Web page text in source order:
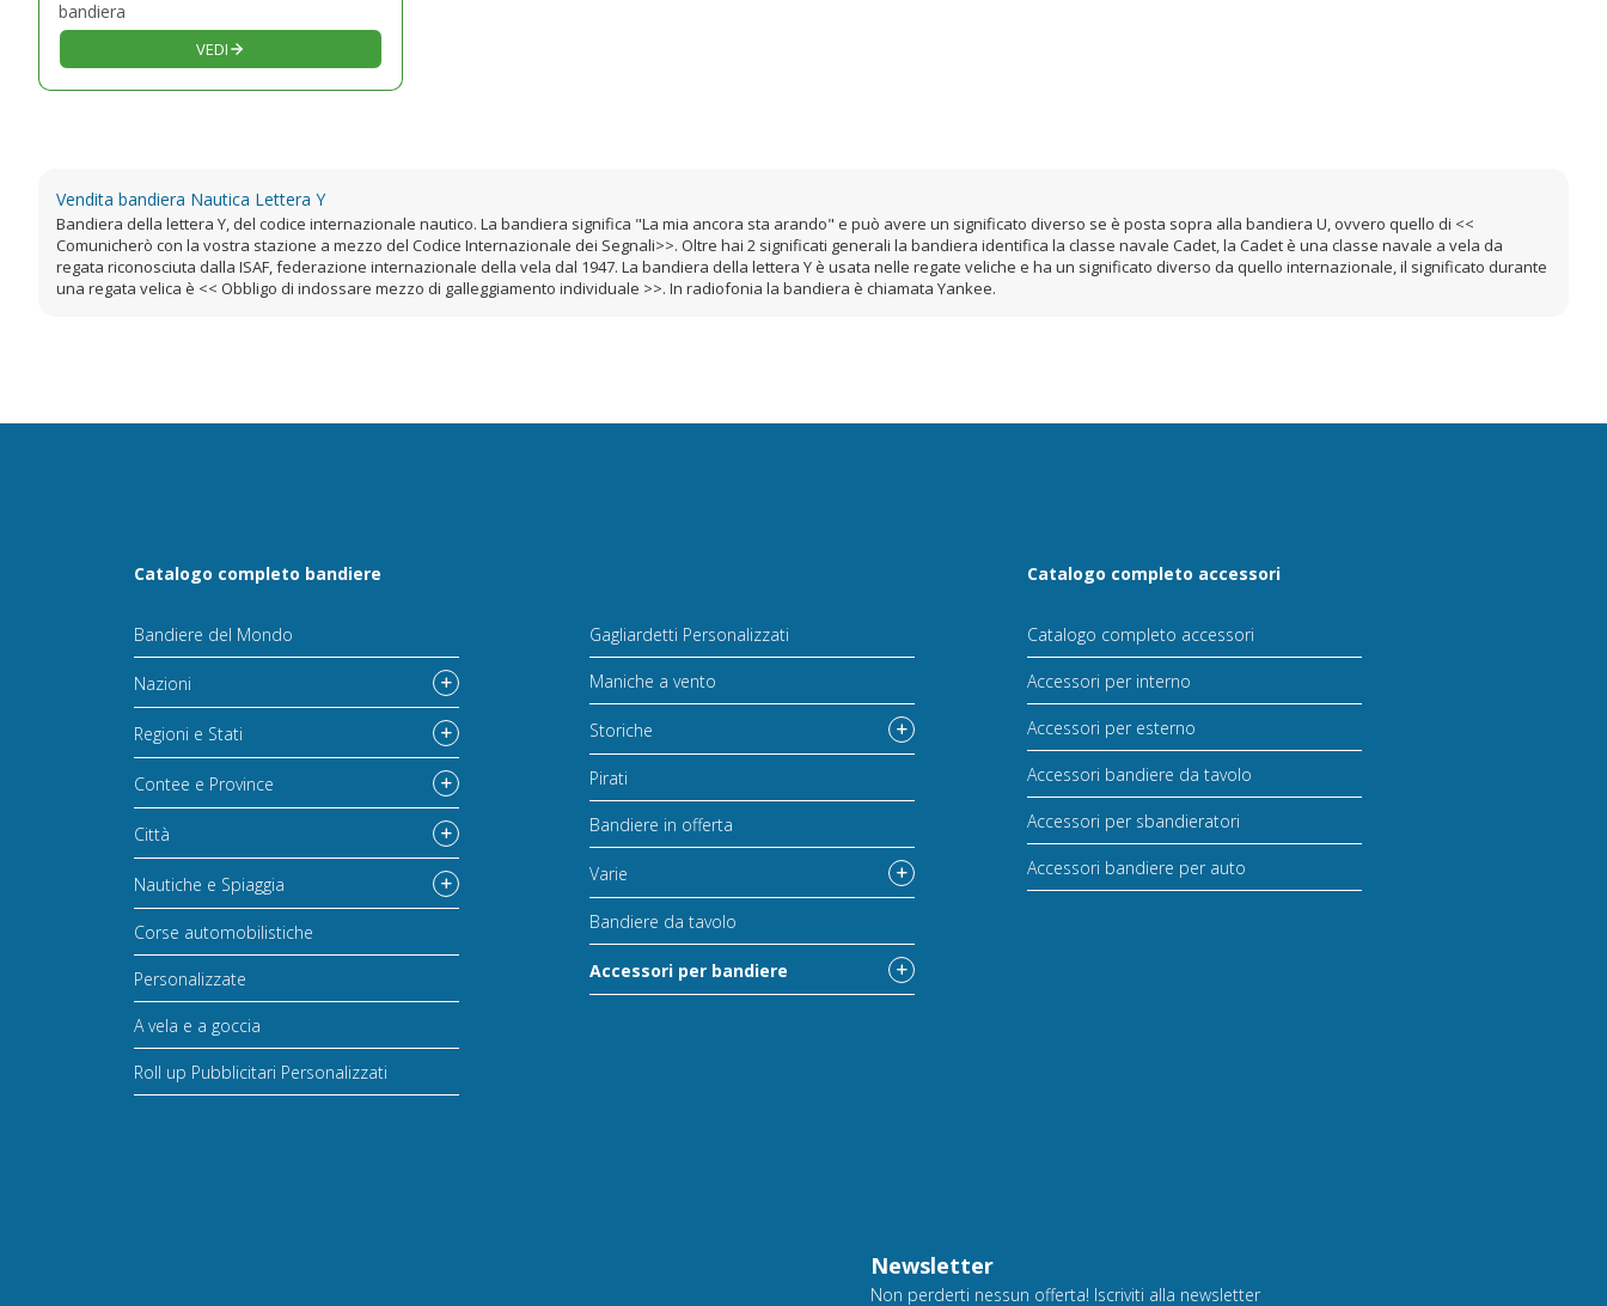
bandiera
VEDI
Vendita bandiera Nautica Lettera Y
Bandiera della lettera Y, del codice internazionale nautico. La bandiera significa "La mia ancora sta arando" e può avere un significato diverso se è posta sopra alla bandiera U, ovvero quello di <<
Comunicherò con la vostra stazione a mezzo del Codice Internazionale dei Segnali>>. Oltre hai 2 significati generali la bandiera identifica la classe navale Cadet, la Cadet è una classe navale a vela da
regata riconosciuta dalla ISAF, federazione internazionale della vela dal 1947. La bandiera della lettera Y è usata nelle regate veliche e ha un significato diverso da quello internazionale, il significato durante
una regata velica è << Obbligo di indossare mezzo di galleggiamento individuale >>. In radiofonia la bandiera è chiamata Yankee.
Catalogo completo bandiere
Bandiere del Mondo
Nazioni
Regioni e Stati
Contee e Province
Città
Nautiche e Spiaggia
Corse automobilistiche
Personalizzate
A vela e a goccia
Roll up Pubblicitari Personalizzati
Gagliardetti Personalizzati
Maniche a vento
Storiche
Pirati
Bandiere in offerta
Varie
Bandiere da tavolo
Accessori per bandiere
Catalogo completo accessori
Catalogo completo accessori
Accessori per interno
Accessori per esterno
Accessori bandiere da tavolo
Accessori per sbandieratori
Accessori bandiere per auto
Newsletter
Non perderti nessun offerta! Iscriviti alla newsletter